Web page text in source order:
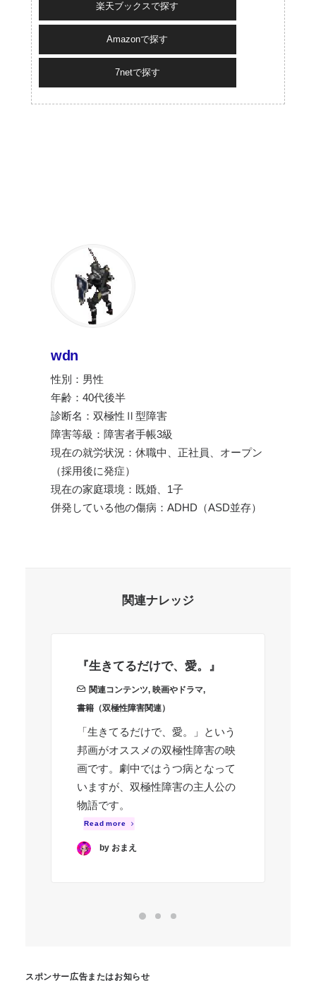
楽天ブックスで探す
Amazonで探す
7netで探す
wdn
性別：男性
年齢：40代後半
診断名：双極性Ⅱ型障害
障害等級：障害者手帳3級
現在の就労状況：休職中、正社員、オープン
（採用後に発症）
現在の家庭環境：既婚、1子
併発している他の傷病：ADHD（ASD並存）
関連ナレッジ
『生きてるだけで、愛。』
関連コンテンツ, 映画やドラマ,
書籍（双極性障害関連）
「生きてるだけで、愛。」という
邦画がオススメの双極性障害の映
画です。劇中ではうつ病となって
いますが、双極性障害の主人公の
物語です。
Read more
by おまえ
スポンサー広告またはお知らせ